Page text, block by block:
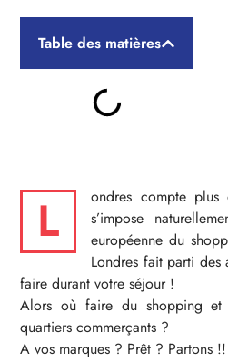
Table des matières
L
ondres compte
s’impose
européenne du
Londres fait parti des
faire durant votre séjour !
Alors où faire du shopping et
quartiers commerçants ?
A vos marques ? Prêt ? Partons !!